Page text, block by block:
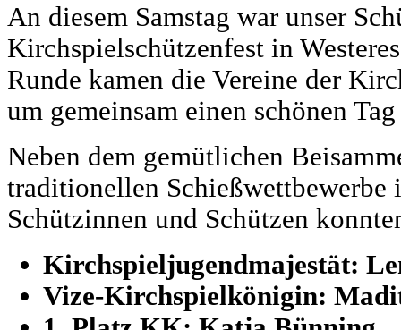
An diesem Samstag war unser
Kirchspielschützenfest in
Runde kamen die Vereine der
um gemeinsam einen schönen
Neben dem gemütlichen
traditionellen
Schützinnen und Schützen
Kirchspieljugendmajestät:
Vize-Kirchspielkönigin: